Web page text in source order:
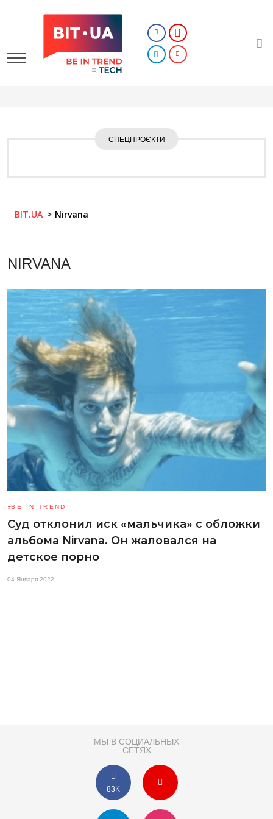
СПЕЦПРОЄКТИ
BIT.UA Nirvana
NIRVANA
BE IN TREND
Суд отклонил иск «мальчика» с обложки
альбома Nirvana. Он жаловался на
детское порно
04 Января 2022
МЫ В СОЦИАЛЬНЫХ
СЕТЯХ
83K